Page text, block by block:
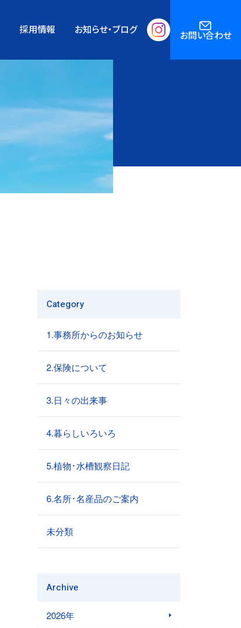
採用情報 お知らせ・ブログ お問い合わせ
Category
1.事務所からのお知らせ
2.保険について
3.日々の出来事
4.暮らしいろいろ
5.植物･水槽観察日記
6.名所･名産品のご案内
未分類
Archive
2026年